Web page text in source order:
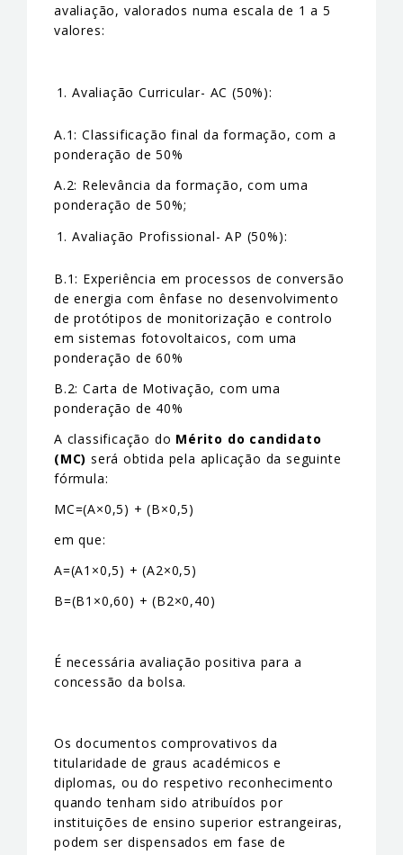
avaliação, valorados numa escala de 1 a 5
valores:
Avaliação Curricular- AC (50%):
A.1: Classificação final da formação, com a
ponderação de 50%
A.2: Relevância da formação, com uma
ponderação de 50%;
Avaliação Profissional- AP (50%):
B.1: Experiência em processos de conversão
de energia com ênfase no desenvolvimento
de protótipos de monitorização e controlo
em sistemas fotovoltaicos, com uma
ponderação de 60%
B.2: Carta de Motivação, com uma
ponderação de 40%
A classificação do Mérito do candidato
(MC) será obtida pela aplicação da seguinte
fórmula:
MC=(A×0,5) + (B×0,5)
em que:
A=(A1×0,5) + (A2×0,5)
B=(B1×0,60) + (B2×0,40)
É necessária avaliação positiva para a
concessão da bolsa.
Os documentos comprovativos da
titularidade de graus académicos e
diplomas, ou do respetivo reconhecimento
quando tenham sido atribuídos por
instituições de ensino superior estrangeiras,
podem ser dispensados em fase de